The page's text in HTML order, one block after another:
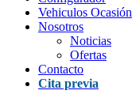
Vehiculos Ocasión
Nosotros
Noticias
Ofertas
Contacto
Cita previa